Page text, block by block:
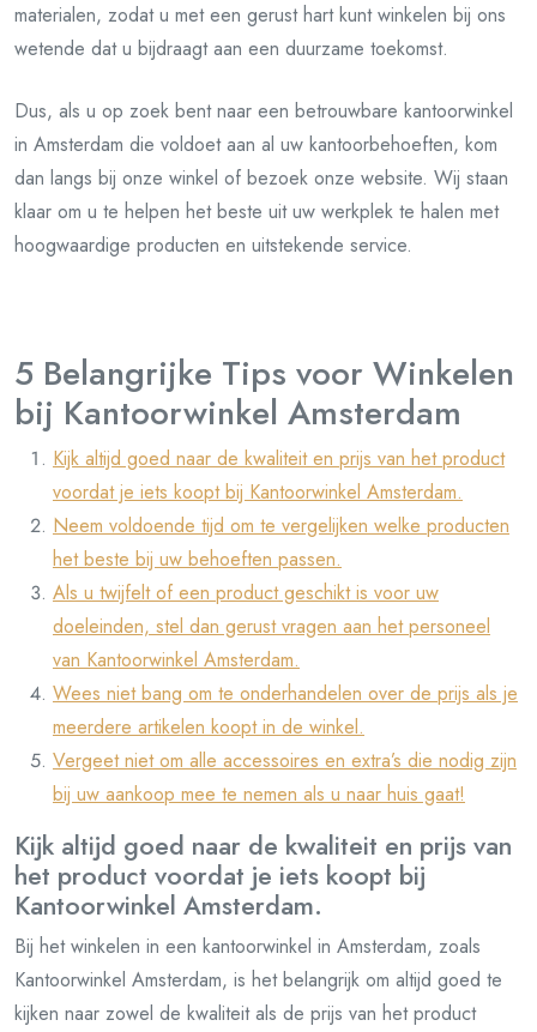
materialen, zodat u met een gerust hart kunt winkelen bij ons
wetende dat u bijdraagt aan een duurzame toekomst.
Dus, als u op zoek bent naar een betrouwbare kantoorwinkel
in Amsterdam die voldoet aan al uw kantoorbehoeften, kom
dan langs bij onze winkel of bezoek onze website. Wij staan
klaar om u te helpen het beste uit uw werkplek te halen met
hoogwaardige producten en uitstekende service.
5 Belangrijke Tips voor Winkelen
bij Kantoorwinkel Amsterdam
Kijk altijd goed naar de kwaliteit en prijs van het product
voordat je iets koopt bij Kantoorwinkel Amsterdam.
Neem voldoende tijd om te vergelijken welke producten
het beste bij uw behoeften passen.
Als u twijfelt of een product geschikt is voor uw
doeleinden, stel dan gerust vragen aan het personeel
van Kantoorwinkel Amsterdam.
Wees niet bang om te onderhandelen over de prijs als je
meerdere artikelen koopt in de winkel.
Vergeet niet om alle accessoires en extra’s die nodig zijn
bij uw aankoop mee te nemen als u naar huis gaat!
Kijk altijd goed naar de kwaliteit en prijs van
het product voordat je iets koopt bij
Kantoorwinkel Amsterdam.
Bij het winkelen in een kantoorwinkel in Amsterdam, zoals
Kantoorwinkel Amsterdam, is het belangrijk om altijd goed te
kijken naar zowel de kwaliteit als de prijs van het product